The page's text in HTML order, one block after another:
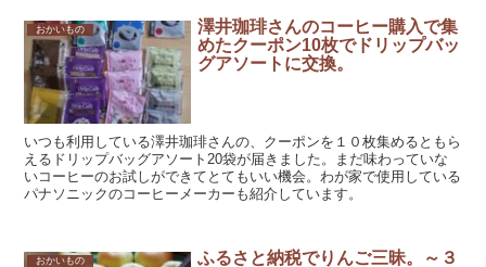
おかいもの
澤井珈琲さんのコーヒー購入で集
めたクーポン10枚でドリップバッ
グアソートに交換。
いつも利用している澤井珈琲さんの、クーポンを１０枚集めるともら
えるドリップバッグアソート20袋が届きました。まだ味わっていな
いコーヒーのお試しができてとてもいい機会。わが家で使用している
パナソニックのコーヒーメーカーも紹介しています。
おかいもの
ふるさと納税でりんご三昧。～３